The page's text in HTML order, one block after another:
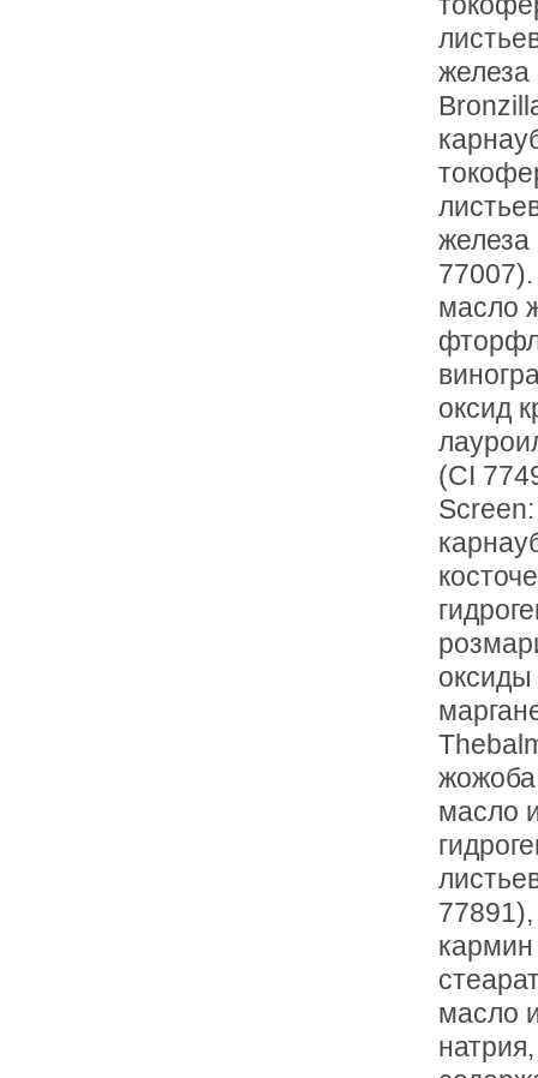
железа
77007).
масло
оксид
(CI
масло
масло